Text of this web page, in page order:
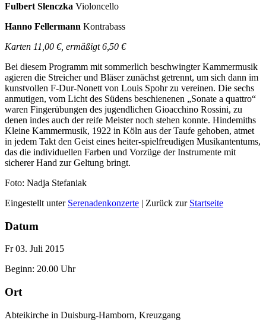
Fulbert Slenczka Violoncello
Hanno Fellermann Kontrabass
Karten 11,00 €, ermäßigt 6,50 €
Bei diesem Programm mit sommerlich beschwingter Kammermusik
agieren die Streicher und Bläser zunächst getrennt, um sich dann im
kunstvollen F-Dur-Nonett von Louis Spohr zu vereinen. Die sechs
anmutigen, vom Licht des Südens beschienenen „Sonate a quattro“
waren Fingerübungen des jugendlichen Gioacchino Rossini, zu
denen indes auch der reife Meister noch stehen konnte. Hindemiths
Kleine Kammermusik, 1922 in Köln aus der Taufe gehoben, atmet
in jedem Takt den Geist eines heiter-spielfreudigen Musikantentums,
das die individuellen Farben und Vorzüge der Instrumente mit
sicherer Hand zur Geltung bringt.
Foto: Nadja Stefaniak
Eingestellt unter Serenadenkonzerte | Zurück zur Startseite
Datum
Fr 03. Juli 2015
Beginn: 20.00 Uhr
Ort
Abteikirche in Duisburg-Hamborn, Kreuzgang